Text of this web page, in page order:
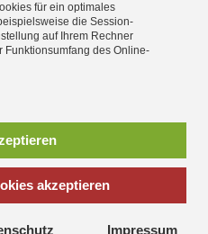
*inkl. MwSt., zzgl.Versandkosten
Spielzeug-Welt -
Haushaltsspielzeug·Emmas
Passion Nähspielzeug
·Hot Wheels·Klein goes Bio
·Police Unit
·Schleich Sammelkoffer·
für ein optimales
die Session-
auf Ihrem Rechner
Funktionsumfang des Online-
akzeptieren
Impressum